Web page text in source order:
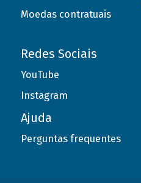
Moedas contratuais
Redes Sociais
YouTube
Instagram
Ajuda
Perguntas frequentes